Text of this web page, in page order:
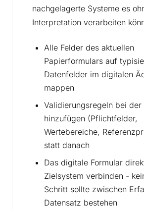
nachgelagerte Systeme es
Interpretation verarbeiten
Alle Felder des aktuellen
Papierformulars auf
Datenfelder im digitalen
mappen
Validierungsregeln bei der
hinzufügen (Pflichtfelder,
Wertebereiche,
statt danach
Das digitale Formular
Zielsystem verbinden -
Schritt sollte zwischen
Datensatz bestehen